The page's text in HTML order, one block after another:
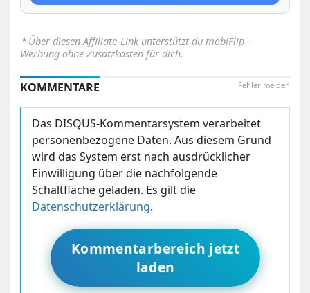
⋆ Über diesen Affiliate-Link unterstützt du mobiFlip –
Werbung ohne Zusatzkosten für dich.
Fehler melden
KOMMENTARE
Das DISQUS-Kommentarsystem verarbeitet
personenbezogene Daten. Aus diesem Grund
wird das System erst nach ausdrücklicher
Einwilligung über die nachfolgende
Schaltfläche geladen. Es gilt die
Datenschutzerklärung.
Kommentarbereich jetzt
laden